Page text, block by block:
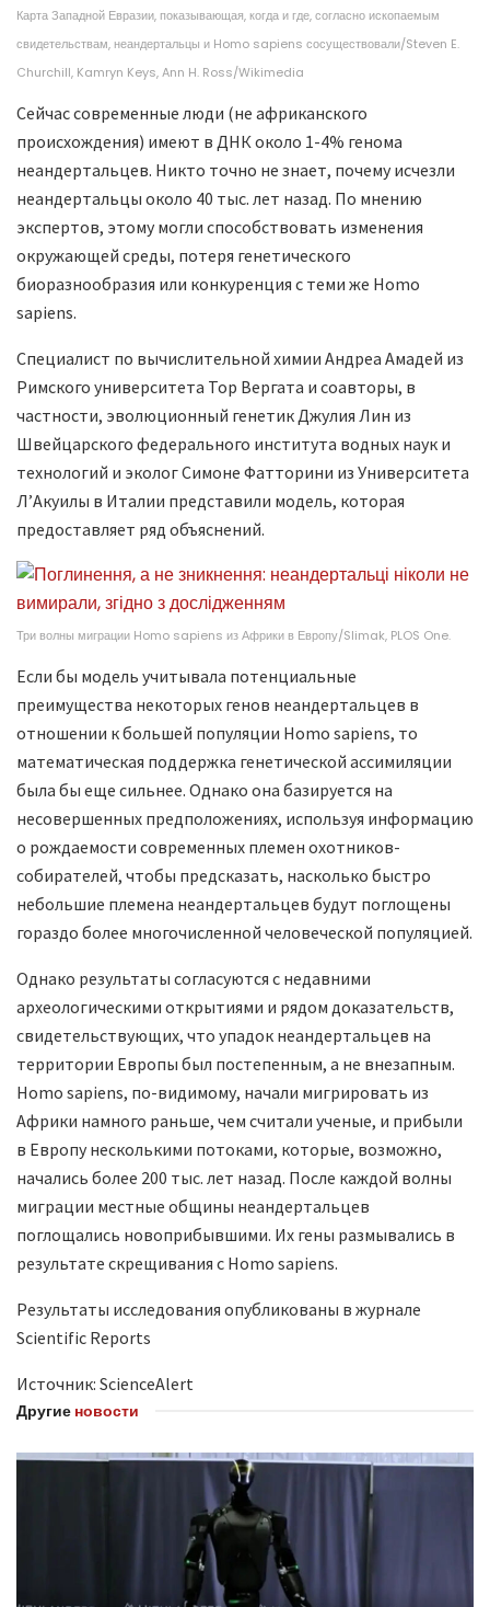
Карта Западной Евразии, показывающая, когда и где, согласно ископаемым
свидетельствам, неандертальцы и Homo sapiens сосуществовали/Steven E.
Churchill, Kamryn Keys, Ann H. Ross/Wikimedia
Сейчас современные люди (не африканского
происхождения) имеют в ДНК около 1-4% генома
неандертальцев. Никто точно не знает, почему исчезли
неандертальцы около 40 тыс. лет назад. По мнению
экспертов, этому могли способствовать изменения
окружающей среды, потеря генетического
биоразнообразия или конкуренция с теми же Homo
sapiens.
Специалист по вычислительной химии Андреа Амадей из
Римского университета Тор Вергата и соавторы, в
частности, эволюционный генетик Джулия Лин из
Швейцарского федерального института водных наук и
технологий и эколог Симоне Фатторини из Университета
Л’Акуилы в Италии представили модель, которая
предоставляет ряд объяснений.
Три волны миграции Homo sapiens из Африки в Европу/Slimak, PLOS One.
Если бы модель учитывала потенциальные
преимущества некоторых генов неандертальцев в
отношении к большей популяции Homo sapiens, то
математическая поддержка генетической ассимиляции
была бы еще сильнее. Однако она базируется на
несовершенных предположениях, используя информацию
о рождаемости современных племен охотников-
собирателей, чтобы предсказать, насколько быстро
небольшие племена неандертальцев будут поглощены
гораздо более многочисленной человеческой популяцией.
Однако результаты согласуются с недавними
археологическими открытиями и рядом доказательств,
свидетельствующих, что упадок неандертальцев на
территории Европы был постепенным, а не внезапным.
Homo sapiens, по-видимому, начали мигрировать из
Африки намного раньше, чем считали ученые, и прибыли
в Европу несколькими потоками, которые, возможно,
начались более 200 тыс. лет назад. После каждой волны
миграции местные общины неандертальцев
поглощались новоприбывшими. Их гены размывались в
результате скрещивания с Homo sapiens.
Результаты исследования опубликованы в журнале
Scientific Reports
Источник: ScienceAlert
Другие новости